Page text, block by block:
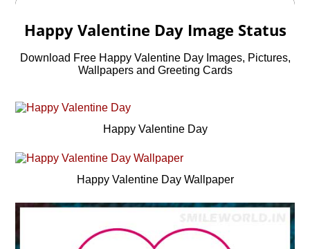
Happy Valentine Day Image Status
Download Free Happy Valentine Day Images, Pictures,
Wallpapers and Greeting Cards
Happy Valentine Day
Happy Valentine Day Wallpaper